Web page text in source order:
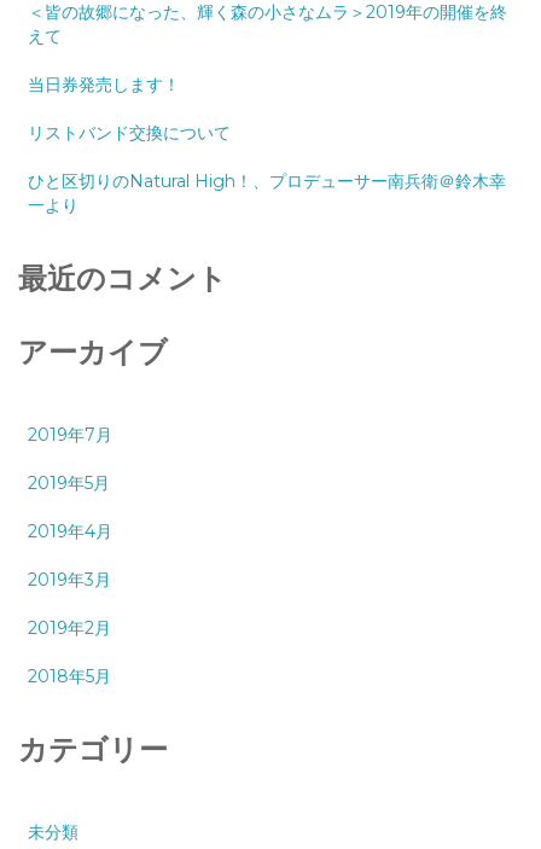
＜皆の故郷になった、輝く森の小さなムラ＞2019年の開催を終
えて
当日券発売します！
リストバンド交換について
ひと区切りのNatural High！、プロデューサー南兵衛＠鈴木幸
一より
最近のコメント
アーカイブ
2019年7月
2019年5月
2019年4月
2019年3月
2019年2月
2018年5月
カテゴリー
未分類